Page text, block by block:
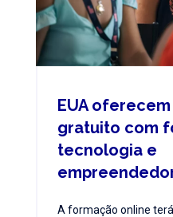
EUA
gratuito com
tecnologia e
A formação online